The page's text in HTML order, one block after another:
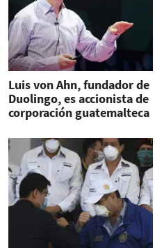
Luis von Ahn, fundador de
Duolingo, es accionista de
corporación guatemalteca